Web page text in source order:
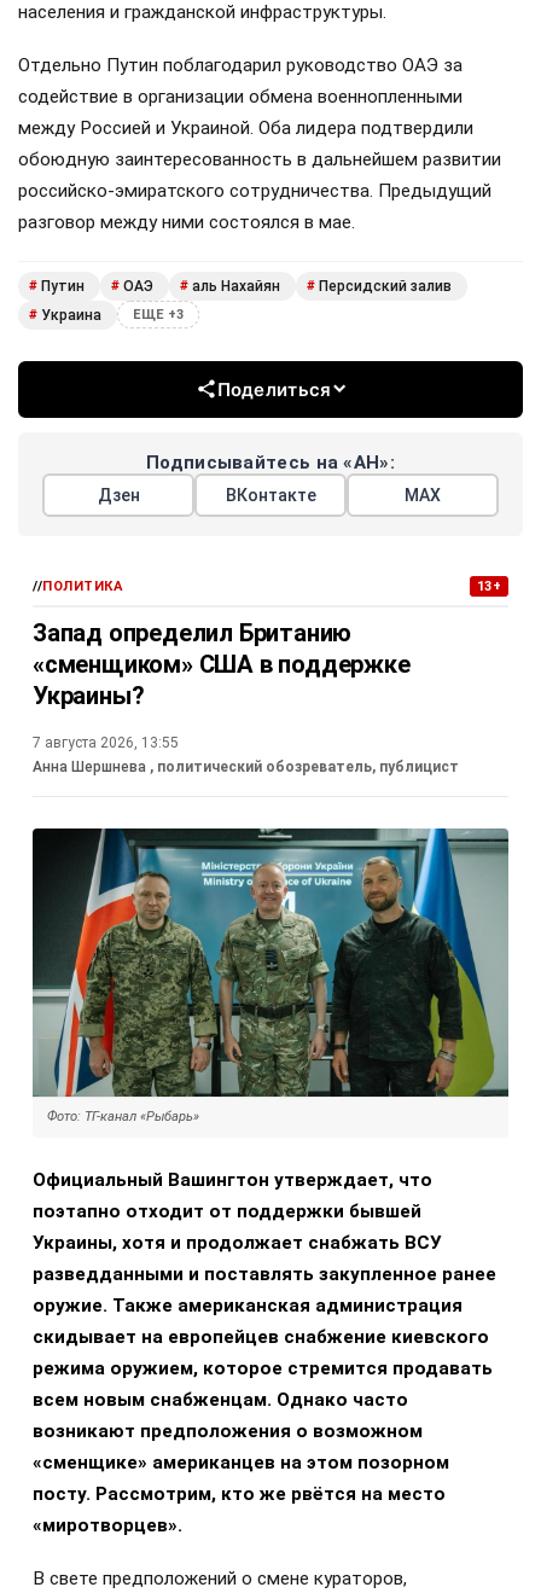
населения и гражданской инфраструктуры.
Отдельно Путин поблагодарил руководство ОАЭ за
содействие в организации обмена военнопленными
между Россией и Украиной. Оба лидера подтвердили
обоюдную заинтересованность в дальнейшем развитии
российско-эмиратского сотрудничества. Предыдущий
разговор между ними состоялся в мае.
# Путин # ОАЭ # аль Нахайян # Персидский залив
# Украина ЕЩЕ +3
Поделиться
Подписывайтесь на «АН»:
Дзен ВКонтакте МАХ
//ПОЛИТИКА 13+
Запад определил Британию
«сменщиком» США в поддержке
Украины?
7 августа 2026, 13:55
Анна Шершнева , политический обозреватель, публицист
Фото: ТГ-канал «Рыбарь»
Официальный Вашингтон утверждает, что
поэтапно отходит от поддержки бывшей
Украины, хотя и продолжает снабжать ВСУ
разведданными и поставлять закупленное ранее
оружие. Также американская администрация
скидывает на европейцев снабжение киевского
режима оружием, которое стремится продавать
всем новым снабженцам. Однако часто
возникают предположения о возможном
«сменщике» американцев на этом позорном
посту. Рассмотрим, кто же рвётся на место
«миротворцев».
В свете предположений о смене кураторов,